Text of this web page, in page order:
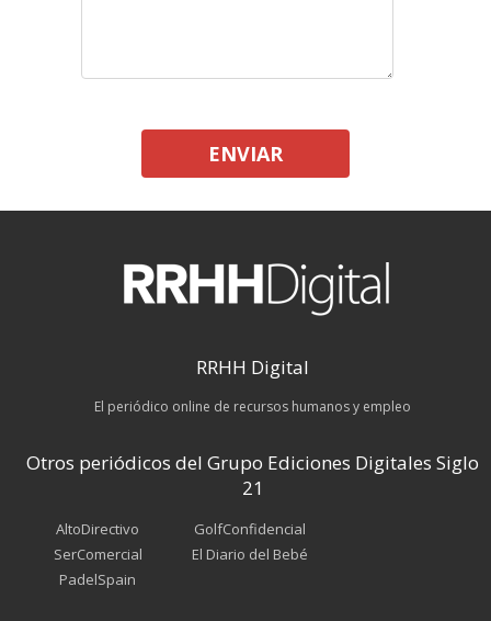
ENVIAR
RRHH Digital
El periódico online de recursos humanos y empleo
Otros periódicos del Grupo Ediciones Digitales Siglo
21
AltoDirectivo
SerComercial
PadelSpain
GolfConfidencial
El Diario del Bebé